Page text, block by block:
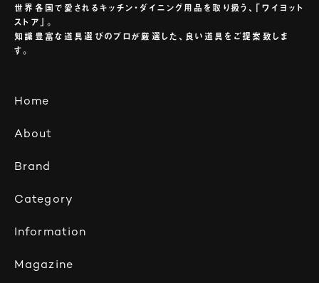
世界各国で愛されるキッチン・ダイニング用品を取り扱う、「ワイヨット
ストア」。
知識豊富な道具選びのプロが厳選した、良い道具をご提案致しま
す。
Home
Brand
Information
About
Category
Magazine